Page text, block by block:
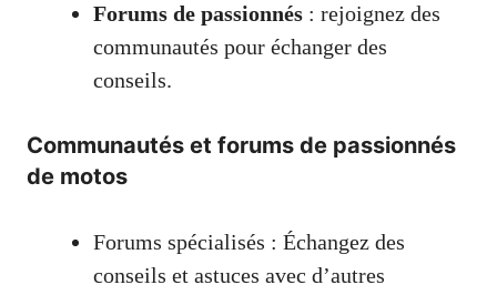
Forums de passionnés : rejoignez des
communautés pour échanger des
conseils.
Communautés et forums de passionnés
de motos
Forums spécialisés : Échangez des
conseils et astuces avec d’autres